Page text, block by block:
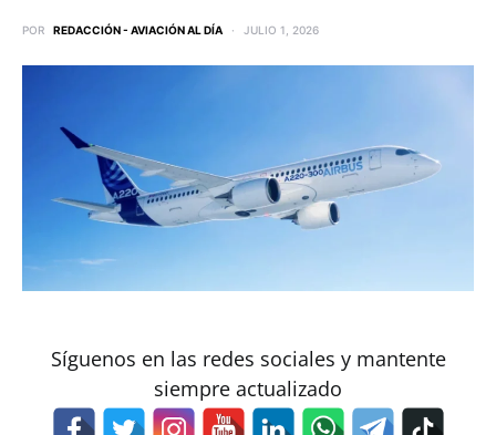
POR REDACCIÓN - AVIACIÓN AL DÍA JULIO 1, 2026
Síguenos en las redes sociales y mantente
siempre actualizado